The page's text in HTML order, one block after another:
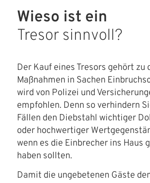
Über uns
Filialen
Messen & Events
Presse
Qualitätspolitik
Karriere
Wieso ist ein
Tresor sinnvoll?
Der Kauf eines Tresors gehört zu
Maßnahmen in Sachen
wird von Polizei und
empfohlen. Denn so verhindern
Fällen den Diebstahl wichtiger
oder hochwertiger
wenn es die Einbrecher ins Haus
haben sollten.
Damit die ungebetenen Gäste